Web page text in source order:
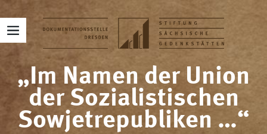
„Im Namen der Union
der Sozialistischen
Sowjetrepubliken …“